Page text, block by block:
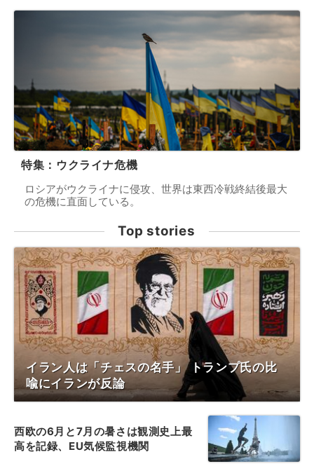
特集：ウクライナ危機
ロシアがウクライナに侵攻、世界は東西冷戦終結後最大
の危機に直面している。
Top stories
イラン人は「チェスの名手」 トランプ氏の比
喩にイランが反論
西欧の6月と7月の暑さは観測史上最
高を記録、EU気候監視機関